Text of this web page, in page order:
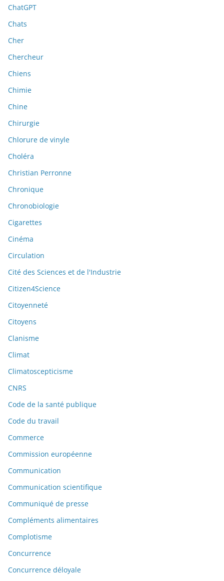
ChatGPT
Chats
Cher
Chercheur
Chiens
Chimie
Chine
Chirurgie
Chlorure de vinyle
Choléra
Christian Perronne
Chronique
Chronobiologie
Cigarettes
Cinéma
Circulation
Cité des Sciences et de l'Industrie
Citizen4Science
Citoyenneté
Citoyens
Clanisme
Climat
Climatoscepticisme
CNRS
Code de la santé publique
Code du travail
Commerce
Commission européenne
Communication
Communication scientifique
Communiqué de presse
Compléments alimentaires
Complotisme
Concurrence
Concurrence déloyale